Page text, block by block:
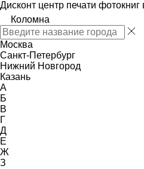
Дисконт центр печати
Коломна
Москва
Санкт-Петербург
Нижний Новгород
Казань
А
Б
В
Г
Д
Е
Ж
З